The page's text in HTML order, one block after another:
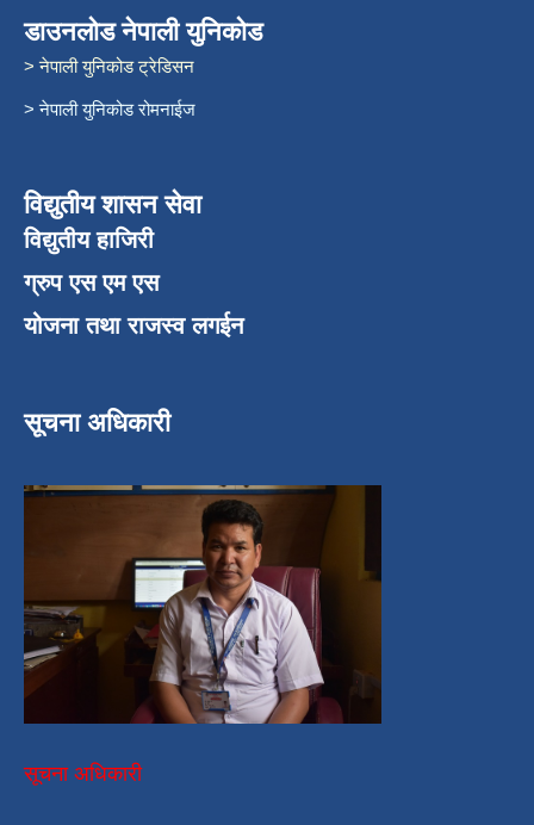
डाउनलोड नेपाली युनिकोड
> नेपाली युनिकोड ट्रेडिसन
> नेपाली युनिकोड रोमनाईज
विद्युतीय शासन सेवा
विद्युतीय हाजिरी
ग्रुप एस एम एस
योजना तथा राजस्व लगईन
सूचना अधिकारी
सूचना अधिकारी